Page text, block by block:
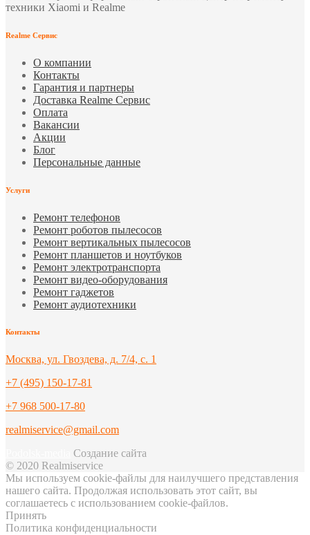
техники Xiaomi и Realme
Realme Сервис
О компании
Контакты
Гарантия и партнеры
Доставка Realme Сервис
Оплата
Вакансии
Акции
Блог
Персональные данные
Услуги
Ремонт телефонов
Ремонт роботов пылесосов
Ремонт вертикальных пылесосов
Ремонт планшетов и ноутбуков
Ремонт электротранспорта
Ремонт видео-оборудования
Ремонт гаджетов
Ремонт аудиотехники
Контакты
Москва, ул. Гвоздева, д. 7/4, с. 1
+7 (495) 150-17-81
+7 968 500-17-80
realmiservice@gmail.com
Создание сайта
© 2020 Realmiservice
Мы используем cookie-файлы для наилучшего представления
нашего сайта. Продолжая использовать этот сайт, вы
соглашаетесь с использованием cookie-файлов.
Принять
Политика конфиденциальности